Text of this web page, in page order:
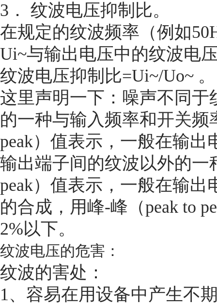
3． 纹波电压抑制比。
在规定的纹波频率（例如
Ui~与输出电压中的纹波电
纹波电压抑制比=Ui~/Uo~ 。
这里声明一下：噪声不同
的一种与输入频率和开关频
peak）值表示，一般在输出
输出端子间的纹波以外的一
peak）值表示，一般在输
的合成，用峰-峰（peak to
2%以下。
纹波电压的危害：
纹波的害处：
1、容易在用设备中产生不